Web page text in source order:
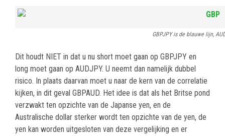
GBPJPY is de blauwe lijn,
Dit houdt NIET in dat u nu short moet gaan op GBPJPY en
long moet gaan op AUDJPY. U neemt dan namelijk dubbel
risico. In plaats daarvan moet u naar de kern van de correlatie
kijken, in dit geval GBPAUD. Het idee is dat als het Britse pond
verzwakt ten opzichte van de Japanse yen, en de
Australische dollar sterker wordt ten opzichte van de yen, de
yen kan worden uitgesloten van deze vergelijking en er